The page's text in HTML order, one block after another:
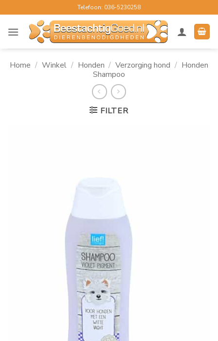
naar
inhoud
Telefoon: 036-5230258
Home / Winkel / Honden / Verzorging hond / Honden
Shampoo
FILTER